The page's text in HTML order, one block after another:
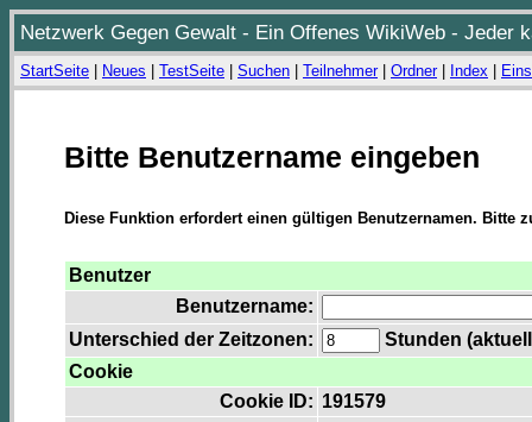
Netzwerk Gegen Gewalt - Ein Offenes WikiWeb - Jeder
StartSeite Neues TestSeite Suchen Teilnehmer| Ordner| Index
Bitte Benutzername eingeben
Diese Funktion erfordert einen gültigen Benutzernamen. Bitte
Benutzer
Benutzername:
Unterschied der Zeitzonen:
Stunden
Cookie
Cookie ID: 191579